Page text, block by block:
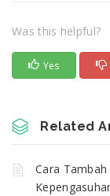
Was this helpful?
Yes
Related
Cara